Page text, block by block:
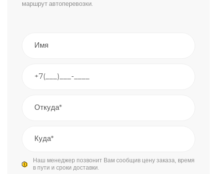
маршрут автоперевозки.
Наш менеджер позвонит Вам сообщив цену заказа, время
в пути и сроки доставки.